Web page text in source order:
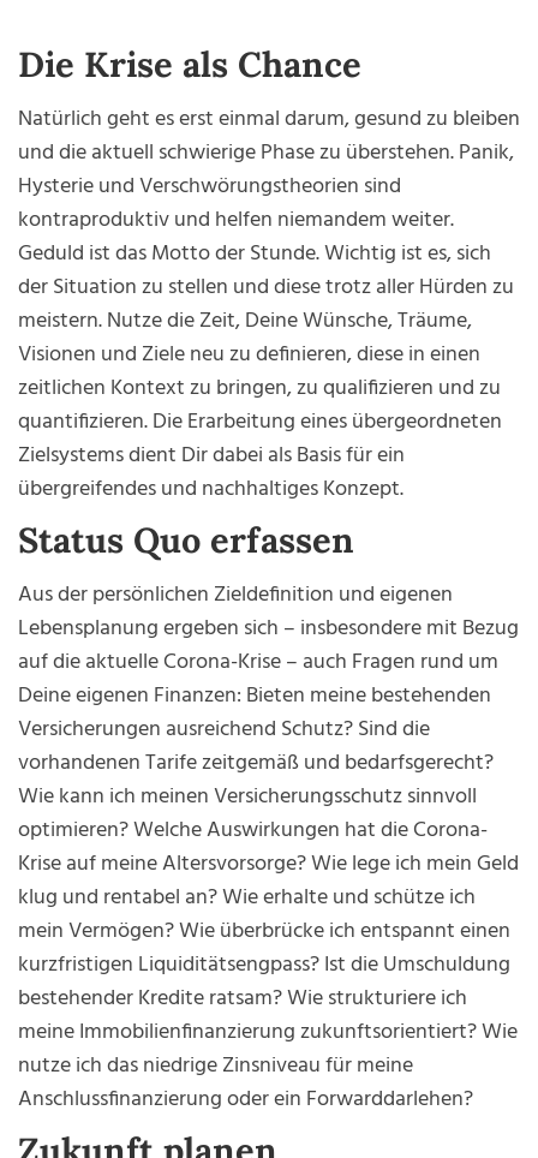
Die Krise als Chance
Natürlich geht es erst einmal darum, gesund zu bleiben
und die aktuell schwierige Phase zu überstehen. Panik,
Hysterie und Verschwörungstheorien sind
kontraproduktiv und helfen niemandem weiter.
Geduld ist das Motto der Stunde. Wichtig ist es, sich
der Situation zu stellen und diese trotz aller Hürden zu
meistern. Nutze die Zeit, Deine Wünsche, Träume,
Visionen und Ziele neu zu definieren, diese in einen
zeitlichen Kontext zu bringen, zu qualifizieren und zu
quantifizieren. Die Erarbeitung eines übergeordneten
Zielsystems dient Dir dabei als Basis für ein
übergreifendes und nachhaltiges Konzept.
Status Quo erfassen
Aus der persönlichen Zieldefinition und eigenen
Lebensplanung ergeben sich – insbesondere mit Bezug
auf die aktuelle Corona-Krise – auch Fragen rund um
Deine eigenen Finanzen: Bieten meine bestehenden
Versicherungen ausreichend Schutz? Sind die
vorhandenen Tarife zeitgemäß und bedarfsgerecht?
Wie kann ich meinen Versicherungsschutz sinnvoll
optimieren? Welche Auswirkungen hat die Corona-
Krise auf meine Altersvorsorge? Wie lege ich mein Geld
klug und rentabel an? Wie erhalte und schütze ich
mein Vermögen? Wie überbrücke ich entspannt einen
kurzfristigen Liquiditätsengpass? Ist die Umschuldung
bestehender Kredite ratsam? Wie strukturiere ich
meine Immobilienfinanzierung zukunftsorientiert? Wie
nutze ich das niedrige Zinsniveau für meine
Anschlussfinanzierung oder ein Forwarddarlehen?